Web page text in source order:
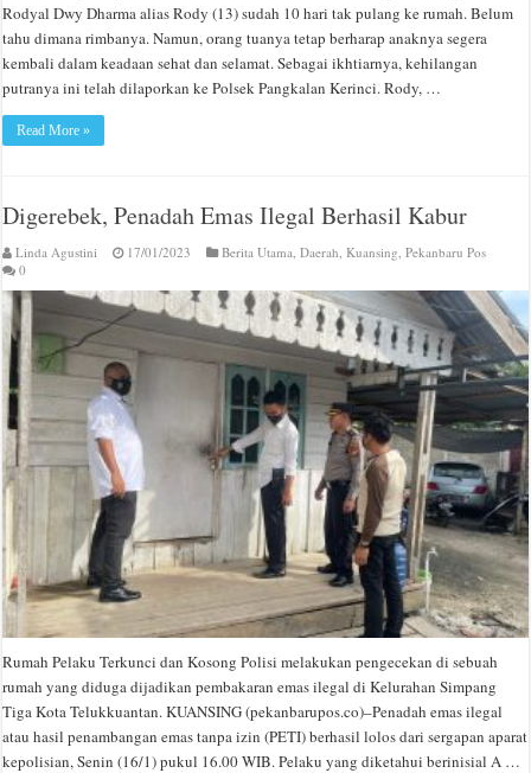
Rodyal Dwy Dharma alias Rody (13) sudah 10 hari tak pulang ke rumah. Belum
tahu dimana rimbanya. Namun, orang tuanya tetap berharap anaknya segera
kembali dalam keadaan sehat dan selamat. Sebagai ikhtiarnya, kehilangan
putranya ini telah dilaporkan ke Polsek Pangkalan Kerinci. Rody, …
Read More »
Digerebek, Penadah Emas Ilegal Berhasil Kabur
Linda Agustini 17/01/2023 Berita Utama ,Daerah Kuansing ,Pekanbaru Pos
0
Rumah Pelaku Terkunci dan Kosong Polisi melakukan pengecekan di sebuah
rumah yang diduga dijadikan pembakaran emas ilegal di Kelurahan Simpang
Tiga Kota Telukkuantan. KUANSING (pekanbarupos.co)–Penadah emas ilegal
atau hasil penambangan emas tanpa izin (PETI) berhasil lolos dari sergapan aparat
kepolisian, Senin (16/1) pukul 16.00 WIB. Pelaku yang diketahui berinisial A …